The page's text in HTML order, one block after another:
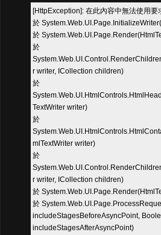
[HttpException]: 在此內容中無法使用要
於
於
於
r writer, ICollection children)
於
TextWriter writer)
於
mlTextWriter writer)
於
r writer, ICollection children)
於
於
includeStagesBeforeAsyncPoint,
includeStagesAfterAsyncPoint)